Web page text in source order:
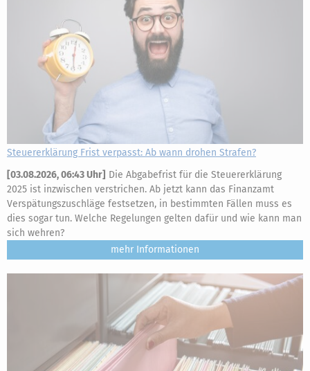
Steuererklärung Frist verpasst: Ab wann drohen Strafen?
[03.08.2026, 06:43 Uhr] Die Abgabefrist für die Steuererklärung
2025 ist inzwischen verstrichen. Ab jetzt kann das Finanzamt
Verspätungszuschläge festsetzen, in bestimmten Fällen muss es
dies sogar tun. Welche Regelungen gelten dafür und wie kann man
sich wehren?
mehr